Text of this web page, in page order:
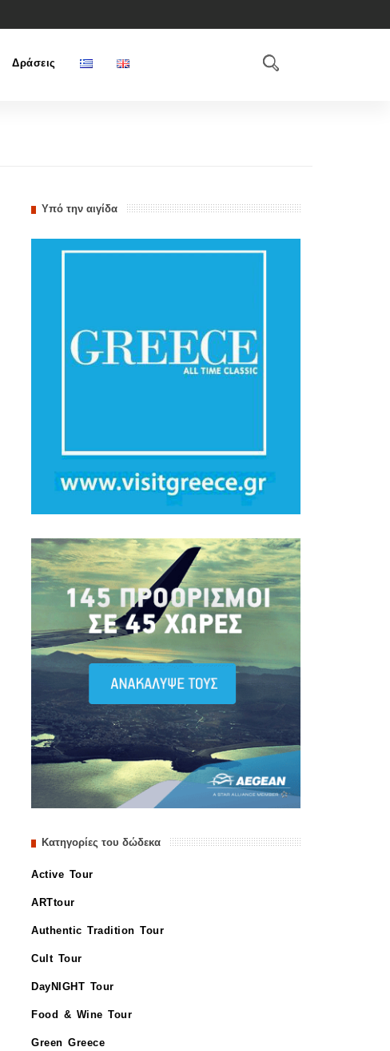
Δράσεις
Υπό την αιγίδα
Κατηγορίες του δώδεκα
Active Tour
ARTtour
Authentic Tradition Tour
Cult Tour
DayNIGHT Tour
Food & Wine Tour
Green Greece